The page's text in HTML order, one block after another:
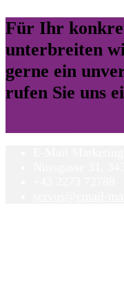
Für Ihr
unterbreiten
gerne ein
rufen Sie uns